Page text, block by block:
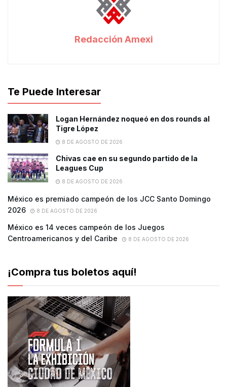
Redacción Amexi
Te Puede Interesar
Logan Hernández noqueó en dos rounds al
Tigre López
8 DE AGOSTO DE 2026
Chivas cae en su segundo partido de la
Leagues Cup
8 DE AGOSTO DE 2026
México es premiado campeón de los JCC Santo Domingo
2026
8 DE AGOSTO DE 2026
México es 14 veces campeón de los Juegos
Centroamericanos y del Caribe
8 DE AGOSTO DE 2026
¡Compra tus boletos aquí!